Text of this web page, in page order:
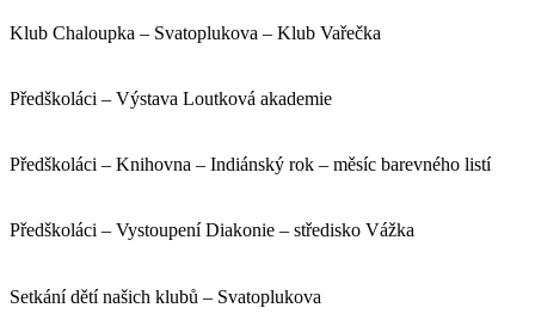
Klub Chaloupka – Svatoplukova – Klub Vařečka
Předškoláci – Výstava Loutková akademie
Předškoláci – Knihovna – Indiánský rok – měsíc barevného listí
Předškoláci – Vystoupení Diakonie – středisko Vážka
Setkání dětí našich klubů – Svatoplukova